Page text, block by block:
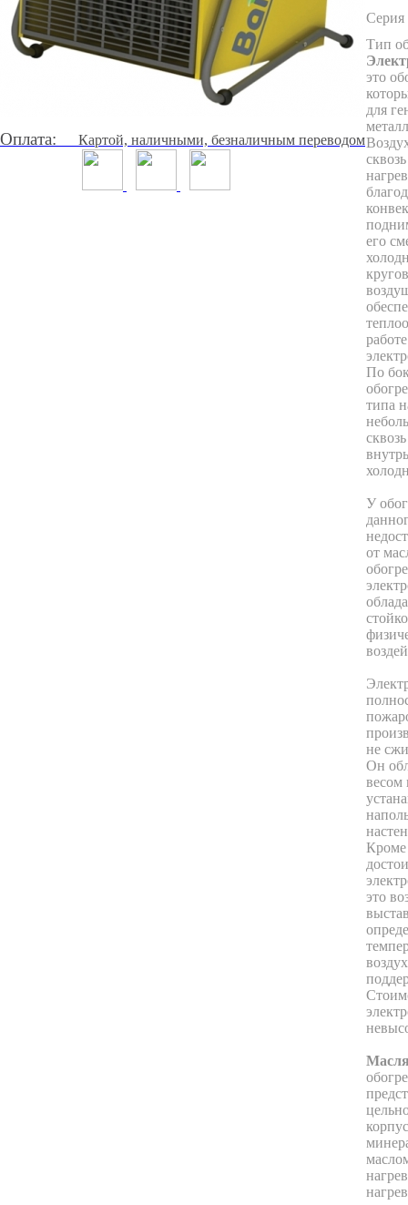
Оплата: Картой, наличными, безналичным переводом
Серия
Тип
это
для
его
работе
По
типа
У
от
не
Он
весом
Кроме
это